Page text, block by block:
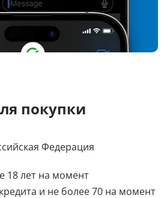
покупки
Федерация
18 лет на момент
и не более 70 на момент